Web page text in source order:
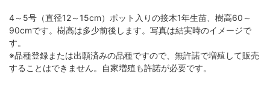
4～5号（直径12～15cm）ポット入りの接木1年生苗、樹高60～
90cmです。樹高は多少前後します。写真は結実時のイメージで
す。
※品種登録または出願済みの品種ですので、無許諾で増殖して販売
することはできません。自家増殖も許諾が必要です。